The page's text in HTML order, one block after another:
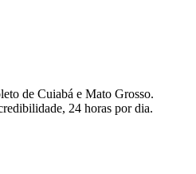
de Cuiabá e Mato Grosso.
24 horas por dia.